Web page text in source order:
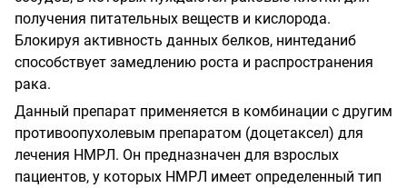
получения питательных веществ и кислорода.
Блокируя активность данных белков, нинтеданиб
способствует замедлению роста и распространения
рака.
Данный препарат применяется в комбинации с другим
противоопухолевым препаратом (доцетаксел) для
лечения НМРЛ. Он предназначен для взрослых
пациентов, у которых НМРЛ имеет определенный тип